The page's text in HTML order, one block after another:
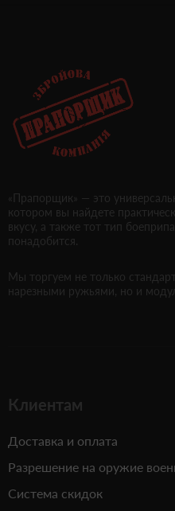
«Прапорщик» — это
котором вы найдете
вкусу, а также тот тип
понадобится.
Мы торгуем не только
нарезными ружьями, но и
Клиентам
Доставка и оплата
Разрешение на оружие
Система скидок